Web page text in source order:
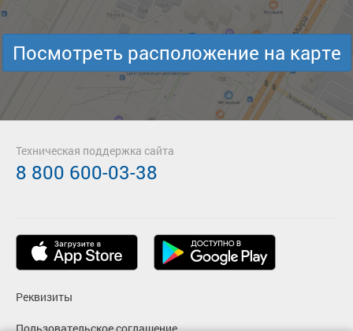
Посмотреть расположение на карте
Реквизиты
Техническая поддержка сайта
8 800 600-03-38